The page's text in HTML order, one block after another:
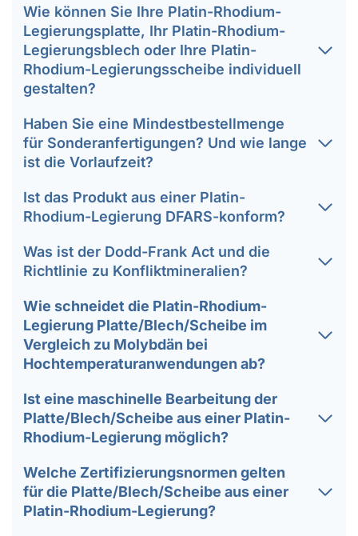
Wie können Sie Ihre Platin-Rhodium-
Legierungsplatte, Ihr Platin-Rhodium-
Legierungsblech oder Ihre Platin-
Rhodium-Legierungsscheibe individuell
gestalten?
Haben Sie eine Mindestbestellmenge
für Sonderanfertigungen? Und wie lange
ist die Vorlaufzeit?
Ist das Produkt aus einer Platin-
Rhodium-Legierung DFARS-konform?
Was ist der Dodd-Frank Act und die
Richtlinie zu Konfliktmineralien?
Wie schneidet die Platin-Rhodium-
Legierung Platte/Blech/Scheibe im
Vergleich zu Molybdän bei
Hochtemperaturanwendungen ab?
Ist eine maschinelle Bearbeitung der
Platte/Blech/Scheibe aus einer Platin-
Rhodium-Legierung möglich?
Welche Zertifizierungsnormen gelten
für die Platte/Blech/Scheibe aus einer
Platin-Rhodium-Legierung?